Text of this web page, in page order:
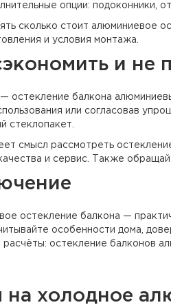
опции: подоконники,
сколько стоит алюминиевое
и условия монтажа.
и не
— остекление балкона
или согласовав
стеклопакет.
смысл рассмотреть
и сервис. Также
остекление балкона —
особенности дома,
расчёты: остекление балконов
на холодное